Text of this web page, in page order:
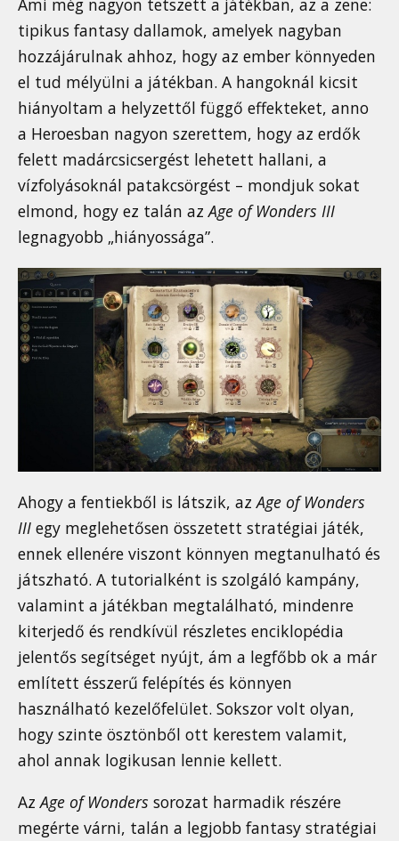
tipikus fantasy dallamok, amelyek nagyban
hozzájárulnak ahhoz, hogy az ember könnyeden
el tud mélyülni a játékban. A hangoknál kicsit
hiányoltam a helyzettől függő effekteket, anno
a Heroesban nagyon szerettem, hogy az erdők
felett madárcsicsergést lehetett hallani, a
vízfolyásoknál patakcsörgést – mondjuk sokat
elmond, hogy ez talán azAge of Wonders III
legnagyobb „hiányossága”.
Ahogy a fentiekből is látszik, azAge of Wonders
III egy meglehetősen összetett stratégiai játék,
ennek ellenére viszont könnyen megtanulható és
játszható. A tutorialként is szolgáló kampány,
valamint a játékban megtalálható, mindenre
kiterjedő és rendkívül részletes enciklopédia
jelentős segítséget nyújt, ám a legfőbb ok a már
említett ésszerű felépítés és könnyen
használható kezelőfelület. Sokszor volt olyan,
hogy szinte ösztönből ott kerestem valamit,
ahol annak logikusan lennie kellett.
AzAge of Wonders sorozat harmadik részére
megérte várni, talán a legjobb fantasy stratégiai